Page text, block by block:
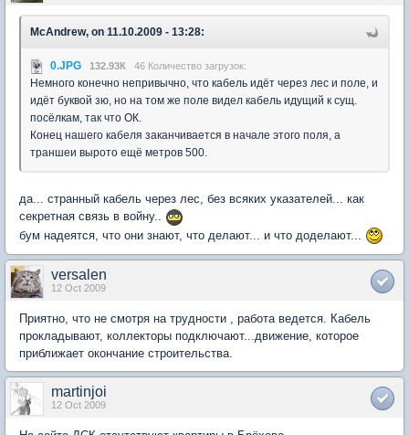
McAndrew, on 11.10.2009 - 13:28:
0.JPG 132.93К 46 Количество загрузок:
Немного конечно непривычно, что кабель идёт через лес и поле, и
идёт буквой зю, но на том же поле видел кабель идущий к сущ.
посёлкам, так что ОК.
Конец нашего кабеля заканчивается в начале этого поля, а
траншеи вырото ещё метров 500.
да... странный кабель через лес, без всяких указателей... как
секретная связь в войну..
бум надеятся, что они знают, что делают... и что доделают...
versalen
12 Oct 2009
Приятно, что не смотря на трудности , работа ведется. Кабель
прокладывают, коллекторы подключают...движение, которое
приближает окончание строительства.
martinjoi
12 Oct 2009